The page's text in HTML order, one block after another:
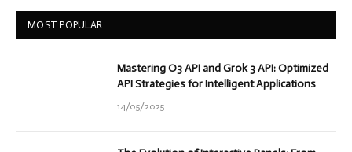
MOST POPULAR
Mastering O3 API and Grok 3 API: Optimized
API Strategies for Intelligent Applications
14/05/2025